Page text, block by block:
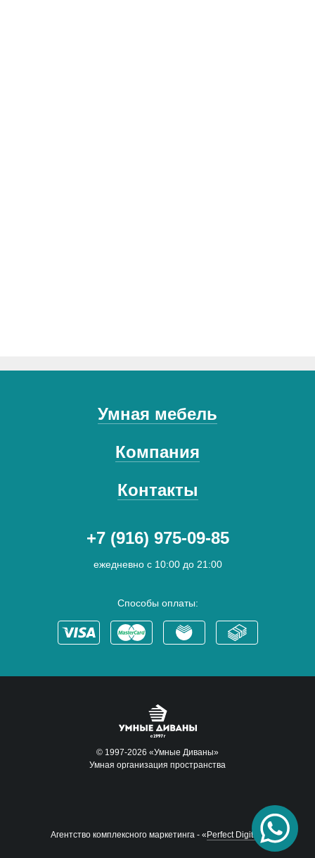
Умная мебель
Компания
Контакты
+7 (916) 975-09-85
ежедневно с 10:00 до 21:00
Способы оплаты:
© 1997-2026 «Умные Диваны»
Умная организация пространства
Агентство комплексного маркетинга - «Perfect Digital »